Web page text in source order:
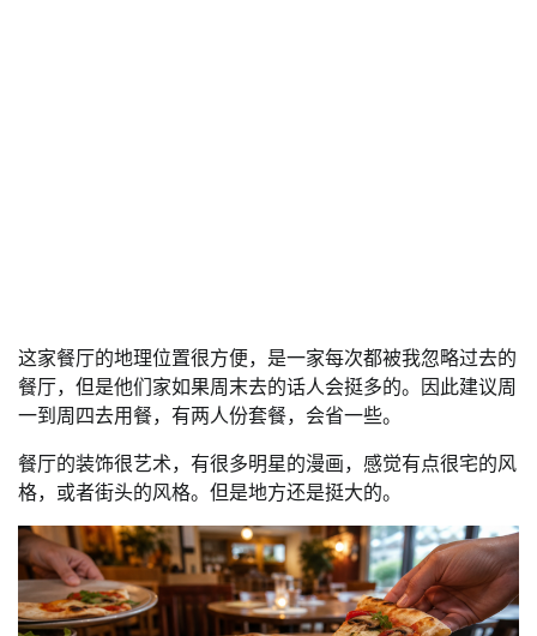
这家餐厅的地理位置很方便，是一家每次都被我忽略过去的
餐厅，但是他们家如果周末去的话人会挺多的。因此建议周
一到周四去用餐，有两人份套餐，会省一些。
餐厅的装饰很艺术，有很多明星的漫画，感觉有点很宅的风
格，或者街头的风格。但是地方还是挺大的。